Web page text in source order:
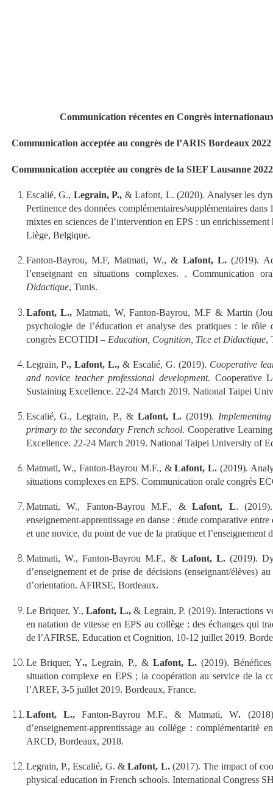
Communication récentes en Congrès
Communication acceptée au congrès de l’ARIS Bordeaux
Communication acceptée au congrès de la SIEF Lausanne 2022
Escalié, G., Legrain, P., & Lafont, L. (2020). Analyser les
Pertinence des données complémentaires/supplémentaires
mixtes en sciences de l’intervention en EPS : un
Liège, Belgique.
Fanton-Bayrou, M.F, Matmati, W., & Lafont, L.(2019).
l’enseignant en situations complexes. . Communication
Didactique, Tunis.
Lafont, L., Matmati, W, Fanton-Bayrou, M.F & Martin
psychologie de l’éducation et analyse des pratiques : le
congrès ECOTIDI – Education, Cognition, Tice et Didactique,
Legrain, P., Lafont, L., & Escalié, G. (2019). Cooperative
and novice teacher professional development. Cooperative
Sustaining Excellence. 22-24 March 2019. National Taipei
Escalié, G., Legrain, P., & Lafont, L.(2019).
primary to the secondary French school.Cooperative
Excellence. 22-24 March 2019. National Taipei University of
Matmati, W., Fanton-Bayrou M.F., &Lafont, L. (2019).
situations complexes en EPS. Communication orale congrès
Matmati, W., Fanton-Bayrou M.F., &Lafont, L.
enseignement-apprentissage en danse : étude comparative
et une novice, du point de vue de la pratique et l’enseignement
Matmati, W., Fanton-Bayrou M.F., & Lafont, L.(2019).
d’enseignement et de prise de décisions (enseignant/élèves)
d’orientation. AFIRSE, Bordeaux.
Le Briquer, Y.,Lafont, L.,& Legrain, P. (2019). Interactions
en natation de vitesse en EPS au collège : des échanges qui
de l’AFIRSE, Education et Cognition, 10-12 juillet 2019.
Le Briquer, Y., Legrain, P., & Lafont, L.(2019). Bénéfices
situation complexe en EPS ; la coopération au service de la
l’AREF, 3-5 juillet 2019. Bordeaux, France.
Lafont, L.,Fanton-Bayrou M.F., & Matmati, W.
d’enseignement-apprentissage au collège :
ARCD, Bordeaux, 2018.
Legrain, P., Escalié, G. &Lafont, L.(2017). The impact of
physical education in French schools. International Congress